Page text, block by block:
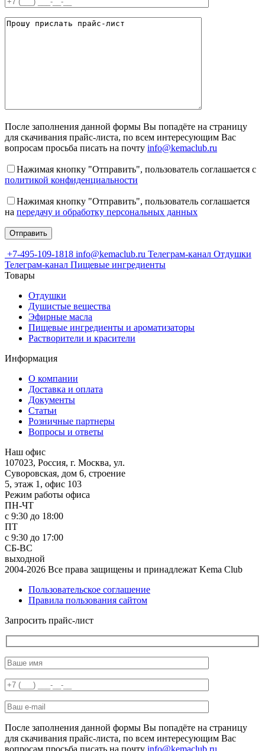
После заполнения данной формы Вы попадёте на страницу
для скачивания прайс-листа, по всем интересующим Вас
вопросам просьба писать на почту info@kemaclub.ru
Нажимая кнопку "Отправить", пользователь соглашается с
политикой конфиденциальности
Нажимая кнопку "Отправить", пользователь соглашается
на передачу и обработку персональных данных
+7-495-109-1818 info@kemaclub.ru Телеграм-канал Отдушки
Телеграм-канал Пищевые ингредиенты
Товары
Отдушки
Душистые вещества
Эфирные масла
Пищевые ингредиенты и ароматизаторы
Растворители и красители
Информация
О компании
Доставка и оплата
Документы
Статьи
Розничные партнеры
Вопросы и ответы
Наш офис
107023, Россия, г. Москва, ул.
Суворовская, дом 6, строение
5, этаж 1, офис 103
Режим работы офиса
ПН-ЧТ
с 9:30 до 18:00
ПТ
с 9:30 до 17:00
СБ-ВС
выходной
2004-2026 Все права защищены и принадлежат Kema Club
Пользовательское соглашение
Правила пользования сайтом
Запросить прайс-лист
После заполнения данной формы Вы попадёте на страницу
для скачивания прайс-листа, по всем интересующим Вас
вопросам просьба писать на почту info@kemaclub.ru